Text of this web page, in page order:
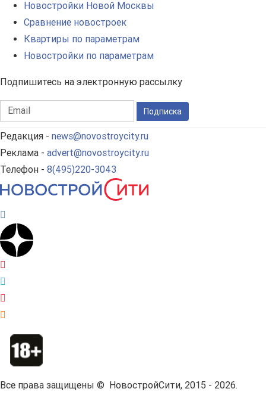
Новостройки Новой Москвы
Сравнение новостроек
Квартиры по параметрам
Новостройки по параметрам
Подпишитесь на электронную рассылку
Подписка
Редакция - news@novostroycity.ru
Реклама - advert@novostroycity.ru
Телефон - 8(495)220-3043
Все права защищены © НовостройСити, 2015 - 2026.